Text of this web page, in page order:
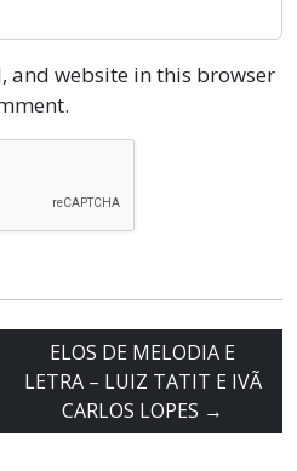
and website in this browser
ELOS DE MELODIA E
LETRA – LUIZ TATIT E IVÃ
CARLOS LOPES →